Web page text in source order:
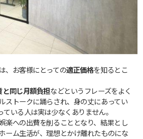
、お客様にとっての適正価格を知るとこ
同じ月額負担などというフレーズをよく
ストークに踊らされ、身の丈にあってい
いる人は実は少なくありません。
楽への出費を削ることとなり、結果とし
ーム生活が、理想とかけ離れたものにな